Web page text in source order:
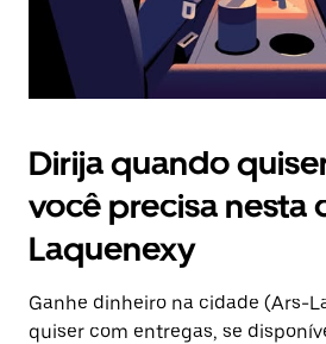
Dirija quando
você precisa nesta
Laquenexy
Ganhe dinheiro na cidade (Ars-
quiser com entregas, se